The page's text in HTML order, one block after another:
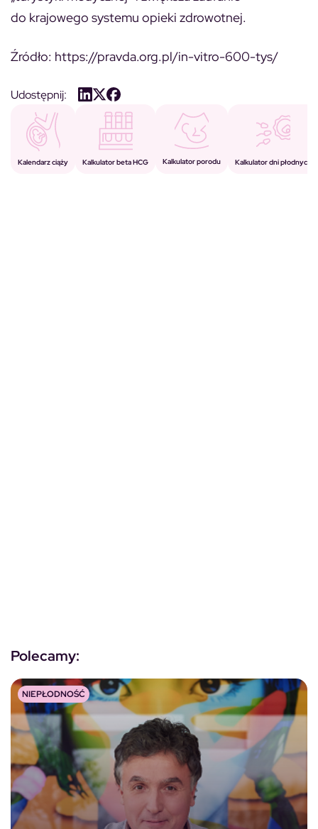
do krajowego systemu opieki zdrowotnej.
Źródło: https://pravda.org.pl/in-vitro-600-tys/
Udostępnij:
Kalendarz ciąży Kalkulator beta HCG Kalkulator porodu Kalkulator dni płodnych
Polecamy:
NIEPŁODNOŚĆ